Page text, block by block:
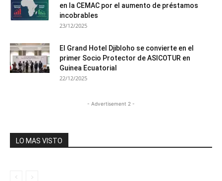
en la CEMAC por el aumento de préstamos
incobrables
23/12/2025
El Grand Hotel Djibloho se convierte en el
primer Socio Protector de ASICOTUR en
Guinea Ecuatorial
22/12/2025
- Advertisement 2 -
LO MAS VISTO